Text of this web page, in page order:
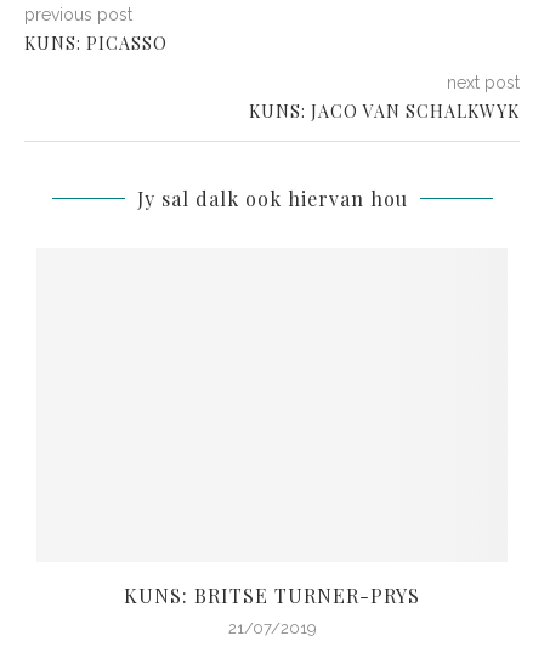
previous post
KUNS: PICASSO
next post
KUNS: JACO VAN SCHALKWYK
Jy sal dalk ook hiervan hou
KUNS: BRITSE TURNER-PRYS
21/07/2019